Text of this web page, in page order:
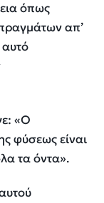
όπως
απ’
αυτό
«O
φύσεως είναι
τα όντα».